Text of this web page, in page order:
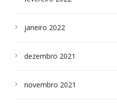
janeiro 2022
dezembro 2021
novembro 2021